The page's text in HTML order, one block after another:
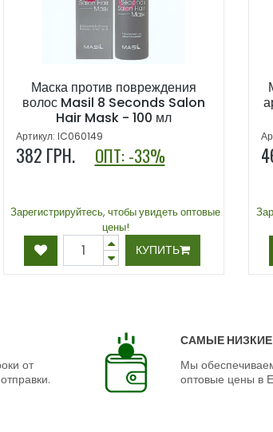
Маска против повреждения
волос Masil 8 Seconds Salon
Hair Mask - 100 мл
Артикул: IC060149
382 ГРН. ОПТ: -33%
Зарегистрируйтесь, чтобы увидеть оптовые
цены!
КУПИТЬ
от
САМЫЕ
Мы
оптовые цены в